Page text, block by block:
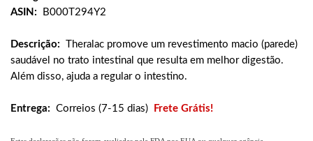
ASIN:
B000T294Y2
Descrição:
Theralac promove um revestimento macio (parede)
saudável no trato intestinal que resulta em melhor digestão.
Além disso, ajuda a regular o intestino.
Entrega: Correios (7-15 dias) Frete Grátis!